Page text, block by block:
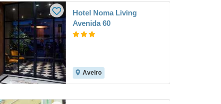
Hotel Noma Living
Avenida 60
Aveiro